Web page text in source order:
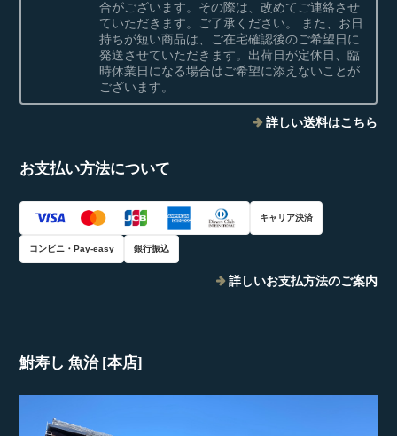
合がございます。その際は、改めてご連絡させ
ていただきます。ご了承ください。 また、お日
持ちが短い商品は、ご在宅確認後のご希望日に
発送させていただきます。出荷日が定休日、臨
時休業日になる場合はご希望に添えないことが
ございます。
詳しい送料はこちら
お支払い方法について
キャリア決済
コンビニ・Pay-easy 銀行振込
詳しいお支払方法のご案内
鮒寿し 魚治 [本店]